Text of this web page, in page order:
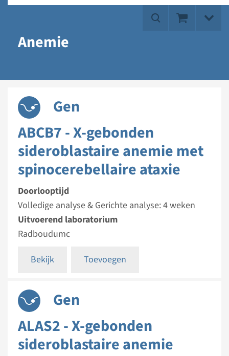
Anemie
Gen
ABCB7 - X-gebonden
sideroblastaire anemie met
spinocerebellaire ataxie
Doorlooptijd
Volledige analyse & Gerichte analyse: 4 weken
Uitvoerend laboratorium
Radboudumc
Bekijk
Toevoegen
Gen
ALAS2 - X-gebonden
sideroblastaire anemie